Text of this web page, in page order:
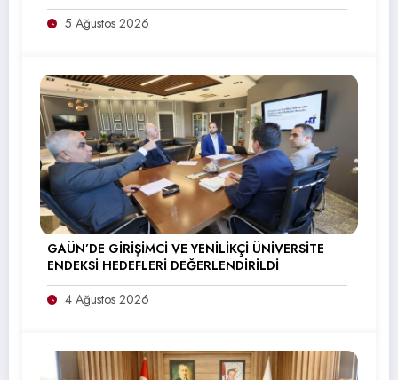
5 Ağustos 2026
GAÜN’DE GİRİŞİMCİ VE YENİLİKÇİ ÜNİVERSİTE
ENDEKSİ HEDEFLERİ DEĞERLENDİRİLDİ
4 Ağustos 2026